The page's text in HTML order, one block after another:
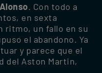
. Con todo a
en sexta
ritmo, un fallo en su
el abandono. Ya
y parece que el
del Aston Martin,